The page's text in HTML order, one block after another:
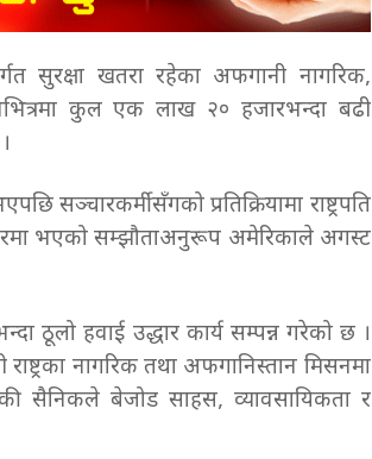
सुरक्षा खतरा रहेका अफगानी नागरिक,
कुल एक लाख २० हजारभन्दा बढी
सञ्चारकर्मीसँगको प्रतिक्रियामा राष्ट्रपति
भएको सम्झौताअनुरूप अमेरिकाले अगस्ट
ठूलो हवाई उद्धार कार्य सम्पन्न गरेको छ ।
नागरिक तथा अफगानिस्तान मिसनमा
सैनिकले बेजोड साहस, व्यावसायिकता र